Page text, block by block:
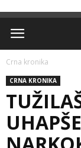
Crna kronika
CRNA KRONIKA